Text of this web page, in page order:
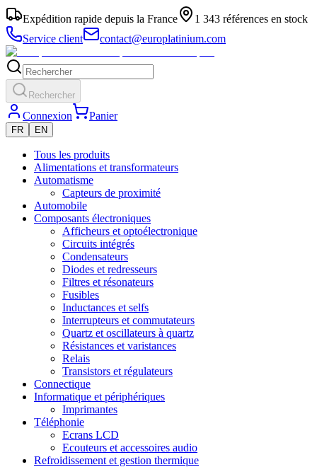
Expédition rapide depuis la France
1 343 références en stock
Service client
contact@europlatinium.com
Rechercher
Connexion Panier
FR EN
Tous les produits
Alimentations et transformateurs
Automatisme
Capteurs de proximité
Automobile
Composants électroniques
Afficheurs et optoélectronique
Circuits intégrés
Condensateurs
Diodes et redresseurs
Filtres et résonateurs
Fusibles
Inductances et selfs
Interrupteurs et commutateurs
Quartz et oscillateurs à quartz
Résistances et varistances
Relais
Transistors et régulateurs
Connectique
Informatique et périphériques
Imprimantes
Téléphonie
Ecrans LCD
Ecouteurs et accessoires audio
Refroidissement et gestion thermique